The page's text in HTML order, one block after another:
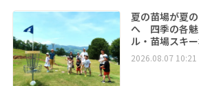
夏の苗場が夏
へ 四季の各魅
ル・苗場スキ
2026.08.07 10:21